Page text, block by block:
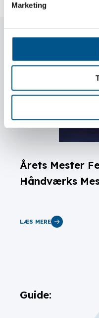
Marketing
Årets Mester
Håndværks
LÆS MERE
Guide: